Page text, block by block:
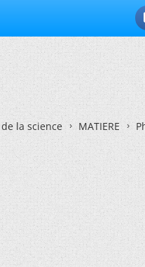
la science MATIERE